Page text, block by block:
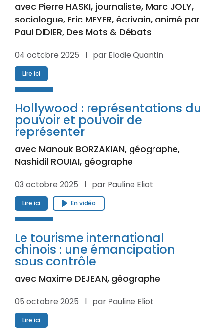
avec Pierre HASKI, journaliste, Marc JOLY,
sociologue, Eric MEYER, écrivain, animé par
Paul DIDIER, Des Mots & Débats
04 octobre 2025 l par Elodie Quantin
Lire ici
Hollywood : représentations du
pouvoir et pouvoir de
représenter
avec Manouk BORZAKIAN, géographe,
Nashidil ROUIAI, géographe
03 octobre 2025 l par Pauline Eliot
Lire ici En vidéo
Le tourisme international
chinois : une émancipation
sous contrôle
avec Maxime DEJEAN, géographe
05 octobre 2025 l par Pauline Eliot
Lire ici